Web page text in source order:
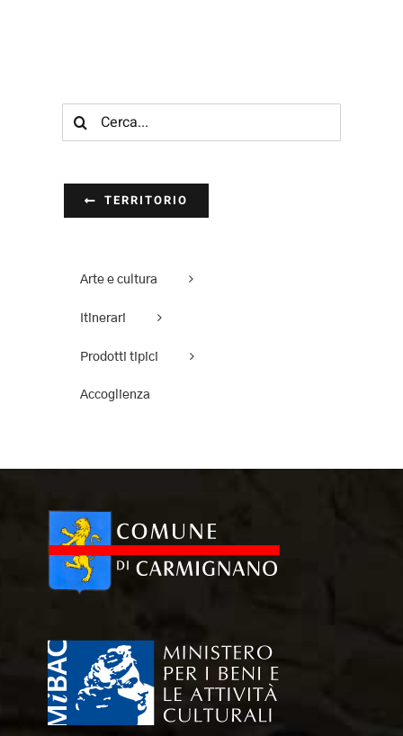
Cerca
per:
TERRITORIO
Arte e cultura
Itinerari
Prodotti tipici
Accoglienza